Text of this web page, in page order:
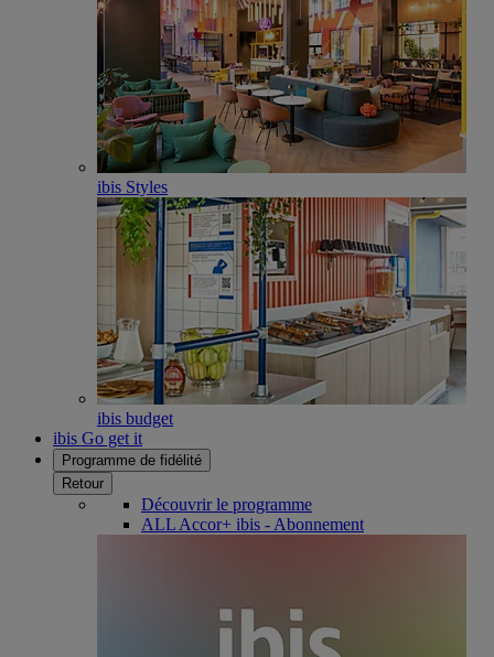
ibis Styles
ibis budget
ibis Go get it
Programme de fidélité
Retour
Découvrir le programme
ALL Accor+ ibis - Abonnement